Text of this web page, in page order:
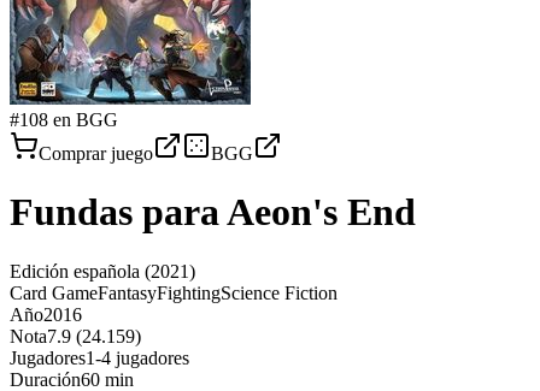
#108 en BGG
Comprar juego
BGG
Fundas paraAeon's End
Edición española (2021)
Card GameFantasyFightingScience Fiction
Año2016
Nota7.9 (24.159)
Jugadores1-4 jugadores
Duración60 min